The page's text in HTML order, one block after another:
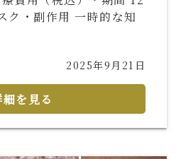
ク・副作用 一時的な知
2025年9月21日
を見る